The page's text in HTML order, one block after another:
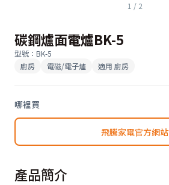
1 / 2
碳鋼爐面電爐BK-5
型號 ： BK-5
廚房
電磁/電子爐 適用 廚房
哪裡買
飛騰家電官方網站
產品簡介